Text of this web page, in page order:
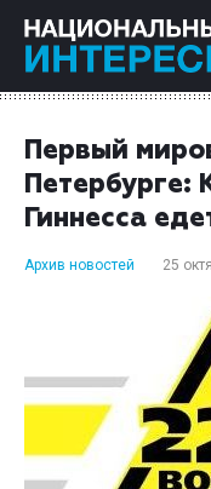
Первый
Петербурге:
Гиннесса
Архив новостей 25